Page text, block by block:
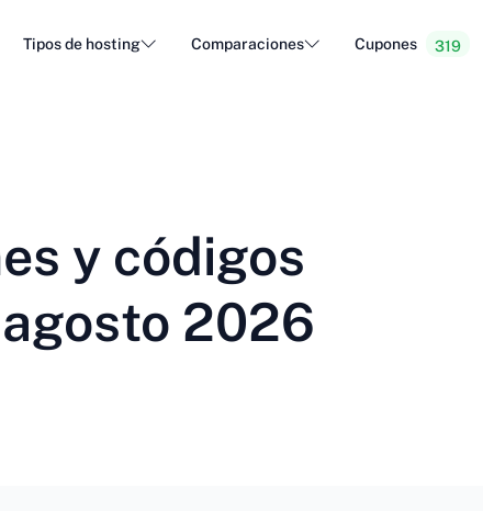
Tipos de hosting
Alojamiento de correo electrónico
Ver todos los tipos
Comparaciones
vs
Cupones 319
IT - Italiano
NL - Nederlands
y códigos
2026